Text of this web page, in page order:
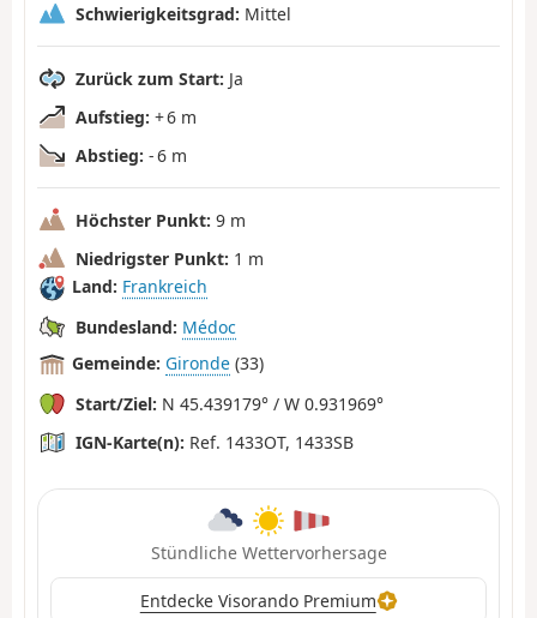
Schwierigkeitsgrad: Mittel
Zurück zum Start: Ja
Aufstieg: + 6 m
Abstieg: - 6 m
Höchster Punkt: 9 m
Niedrigster Punkt: 1 m
Land: Frankreich
Bundesland: Médoc
Gemeinde: Gironde (33)
Start/Ziel: N 45.439179° / W 0.931969°
IGN-Karte(n): Ref. 1433OT, 1433SB
Stündliche Wettervorhersage
Entdecke Visorando Premium